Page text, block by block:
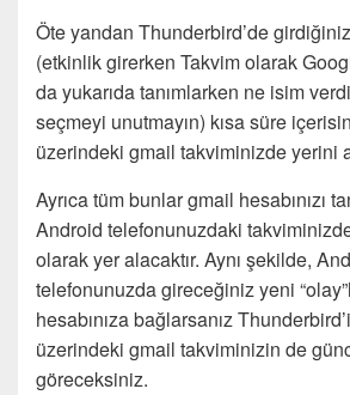
Öte yandan Thunderbird’de
(etkinlik girerken Takvim olarak
da yukarıda tanımlarken ne isim
seçmeyi unutmayın) kısa süre
üzerindeki gmail takviminizde yerini
Ayrıca tüm bunlar gmail hesabınızı
Android telefonunuzdaki
olarak yer alacaktır. Aynı şekilde,
telefonunuzda gireceğiniz yeni
hesabınıza bağlarsanız
üzerindeki gmail takviminizin de
göreceksiniz.